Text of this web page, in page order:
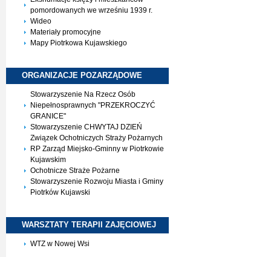
pomordowanych we wrześniu 1939 r.
Wideo
Materiały promocyjne
Mapy Piotrkowa Kujawskiego
ORGANIZACJE POZARZĄDOWE
Stowarzyszenie Na Rzecz Osób
Niepełnosprawnych "PRZEKROCZYĆ
GRANICE"
Stowarzyszenie CHWYTAJ DZIEŃ
Związek Ochotniczych Straży Pożarnych
RP Zarząd Miejsko-Gminny w Piotrkowie
Kujawskim
Ochotnicze Straże Pożarne
Stowarzyszenie Rozwoju Miasta i Gminy
Piotrków Kujawski
WARSZTATY TERAPII ZAJĘCIOWEJ
WTZ w Nowej Wsi